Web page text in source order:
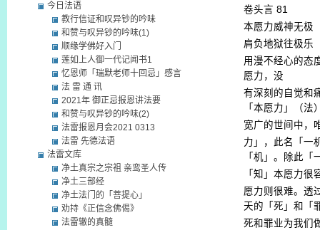
卷头言 81
本愿力威神无极
肩负地狱往极乐
用漫不经心的态
愿力，没
有深刻的自觉和
「本愿力」（
宽广的世间中，
力」，此名「一
「机」。除此
「知」本愿力很
愿力则很难。透
天的「死」和「
死和罪业为我们
今日法语
教行信证和叹异钞的吟味
和赞与叹异钞的吟味(1)
顺缘学佛好入门
莲如上人御一代记闻书1
忆恩师「瑞默老师十回忌」感言
法 雷 通 讯
2021年 御正忌报恩讲法要
和赞与叹异钞的吟味(2)
法雷报恩月会2021 0313
法雷 先德法语
法雷文库
净土真宗之宗祖 亲鸾圣人传
净土三部经
净土法门的「菩提心」
劝持《正信念佛偈》
法雷辙的真髓